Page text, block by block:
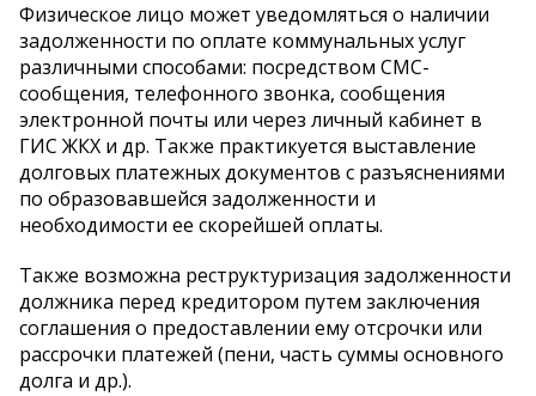
Физическое лицо может уведомляться о наличии
задолженности по оплате коммунальных услуг
различными способами: посредством СМС-
сообщения, телефонного звонка, сообщения
электронной почты или через личный кабинет в
ГИС ЖКХ и др. Также практикуется выставление
долговых платежных документов с разъяснениями
по образовавшейся задолженности и
необходимости ее скорейшей оплаты.
Также возможна реструктуризация задолженности
должника перед кредитором путем заключения
соглашения о предоставлении ему отсрочки или
рассрочки платежей (пени, часть суммы основного
долга и др.).